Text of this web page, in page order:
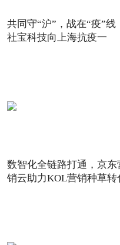
共同守“沪”，战在“疫”线
社宝科技向上海抗疫一
数智化全链路打通，京东
销云助力KOL营销种草转